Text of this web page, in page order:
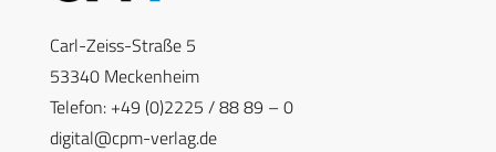
Carl-Zeiss-Straße 5
53340 Meckenheim
Telefon: +49 (0)2225 / 88 89 – 0
digital@cpm-verlag.de